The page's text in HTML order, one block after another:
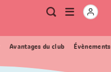
Métanavigation
RechercheOuvrir
Avantages du club